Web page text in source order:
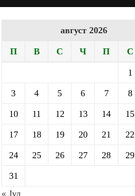
август 2026
П В С Ч П С
1
3 4 5 6 7 8
10 11 12 13 14 15
17 18 19 20 21 22
24 25 26 27 28 29
31
« Јул